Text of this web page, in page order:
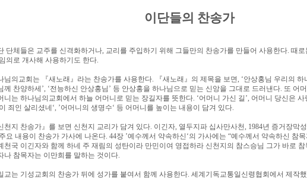
이단들의 찬송가
단체들은 교주를 신격화하거나, 교리를 주입하기 위해 그들만의 찬송가를 만들어 사용한다. 때로
의로 개사해 사용하기도 한다.
님의교회는 『새노래 』 라는 찬송가를 사용한다. 『새노래 』 의 제목을 보면, ‘안상홍님 우리의 하
께 찬양하세 ’, ‘전능하신 안상홍님 ’ 등 안상홍을 하나님으로 믿는 신앙을 그대로 드러낸다. 또 어
니는 하나님의교회에서 하늘 어머니로 믿는 장길자를 뜻한다. ‘어머니 가신 길 ’, 어머니 당신은 사
죄인 살리셨네 ‘, ’어머니의 생명수‘ 등 어머니를 높이는 내용이 담겨 있다.
천지 찬송가』 를 보면 신천지 교리가 담겨 있다. 이긴자, 열두지파 십사만사천, 1984년 증거장막
요 내용이 찬송가 가사에 나온다. 44장 ’예수께서 약속하신 ‘의 가사에는 “예수께서 약속하신 참
천국 이긴자와 함께 하네 주 재림의 성탄이라 만민이여 영접하라 신천지의 참스승님 그가 바로
나 참목자는 이만희를 말하는 것이다.
교는 기성교회의 찬송가 뒤에 성가를 붙여서 함께 사용한다. 세계기독교통일신령협회에서 제작